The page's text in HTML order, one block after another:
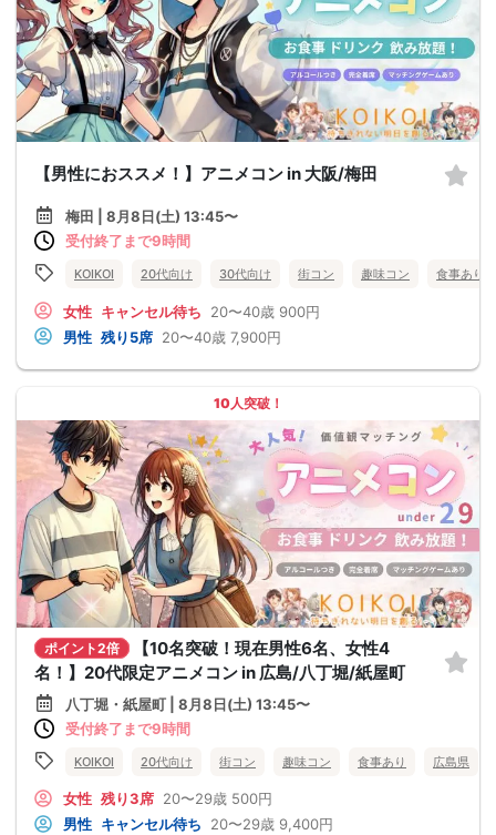
【男性におススメ！】アニメコン in 大阪/梅田
梅田 | 8月8日(土) 13:45〜
受付終了まで9時間
KOIKOI 20代向け 30代向け 街コン 趣味コン 食事あり
女性 キャンセル待ち 20〜40歳 900円
男性 残り5席 20〜40歳 7,900円
10人突破！
ポイント2倍
【10名突破！現在男性6名、女性4
名！】20代限定アニメコン in 広島/八丁堀/紙屋町
八丁堀・紙屋町 | 8月8日(土) 13:45〜
受付終了まで9時間
KOIKOI 20代向け 街コン 趣味コン 食事あり 広島県
女性 残り3席 20〜29歳 500円
男性 キャンセル待ち 20〜29歳 9,400円